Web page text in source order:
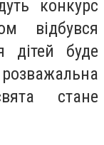
конкурс
відбувся
дітей буде
стане